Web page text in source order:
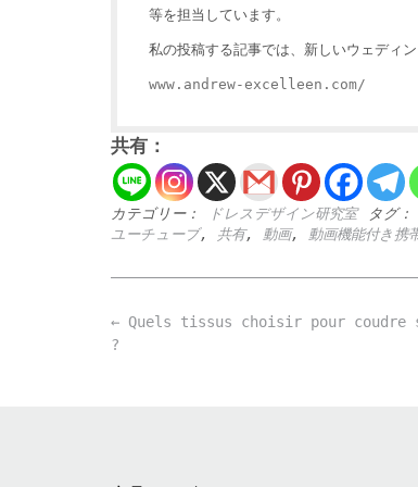
等を担当しています。
私の投稿する記事では、新しいウェディ
www.andrew-excelleen.com/
共有：
カテゴリー： ドレスデザイン研究室 タグ：
ユーチューブ, 共有, 動画, 動画機能付き携
Post
navigation
← Quels tissus choisir pour coudre
?